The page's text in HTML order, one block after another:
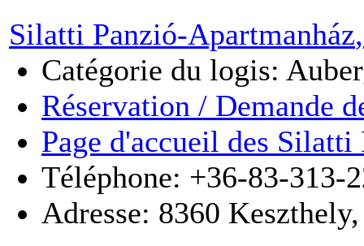
Silatti Panzió-Apartmanház
Catégorie du logis:
Réservation / Demande
Page d'accueil des
Téléphone: +36-83-313-
Adresse: 8360 Keszthely